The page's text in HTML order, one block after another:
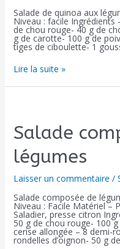
Salade de quinoa aux
Niveau : facile
de chou rouge- 40 g de
g de carotte- 100 g de
tiges de ciboulette- 1
Lire la suite »
Salade
légumes
Laisser un commentaire /
Salade composée de
Niveau : Facile Matériel –
Saladier, presse citron
50 g de chou rouge- 100
cerise allongée – 8 demi-
rondelles d’oignon- 50 g